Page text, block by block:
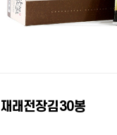
재래전장김30봉